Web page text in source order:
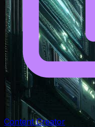
Content Creator